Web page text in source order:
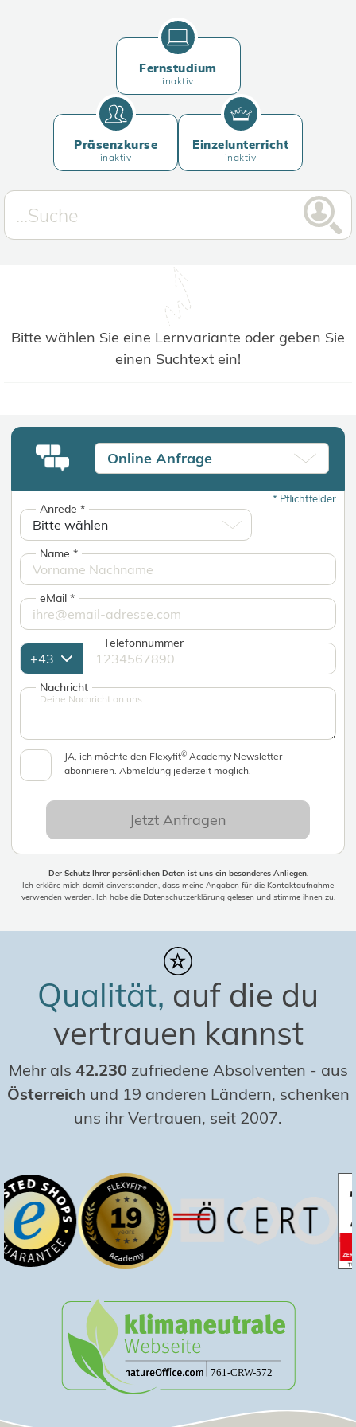
Fernstudium
inaktiv
Präsenzkurse
inaktiv
Einzelunterricht
inaktiv
Bitte wählen Sie eine Lernvariante oder geben Sie
einen Suchtext ein!
Online Anfrage
*Pflichtfelder
Anrede*
Name*
eMail*
Telefonnummer
Nachricht
JA, ich möchte den Flexyfit© Academy Newsletter
abonnieren. Abmeldung jederzeit möglich.
Jetzt Anfragen
Der Schutz Ihrer persönlichen Daten ist uns ein besonderes Anliegen.
Ich erkläre mich damit einverstanden, dass meine Angaben für die Kontaktaufnahme
verwenden werden. Ich habe die Datenschutzerklärunggelesen und stimme ihnen zu.
Qualität, auf die du
vertrauen kannst
Mehr als 42.230 zufriedene Absolventen - aus
Österreich und 19 anderen Ländern, schenken
uns ihr Vertrauen, seit 2007.